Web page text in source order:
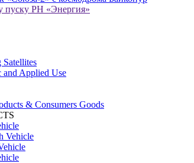
пуску РН «Энергия»
Satellites
and Applied Use
& Consumers Goods
Vehicle